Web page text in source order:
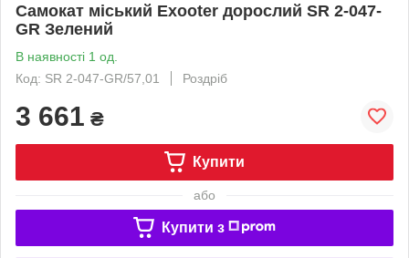
Самокат міський Exooter дорослий SR 2-047-
GR Зелений
В наявності 1 од.
Код: SR 2-047-GR/57,01
Роздріб
3 661 ₴
Купити
або
Купити з